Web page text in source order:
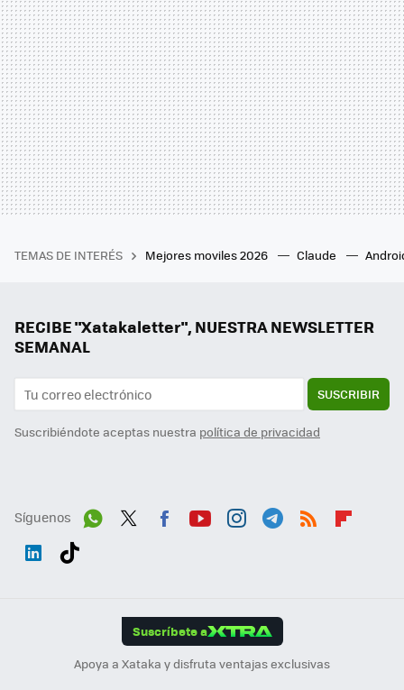
TEMAS DE INTERÉS Mejores moviles 2026 Claude
RECIBE "Xatakaletter", NUESTRA NEWSLETTER
SEMANAL
SUSCRIBIR
Suscribiéndote aceptas nuestra política de privacidad
Síguenos
Suscríbete a
Apoya a Xataka y disfruta ventajas exclusivas